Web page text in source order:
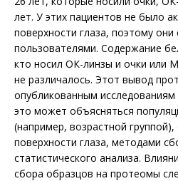
лет. У этих пациентов не было
поверхности глаза, поэтому
пользователями. Содержание
кто носил ОК-линзы и очки или
не различалось. Этот вывод
опубликованным
это может объясняться
(например, возрастной
поверхности глаза, методами
статистического анализа.
сбора образцов на протеомы